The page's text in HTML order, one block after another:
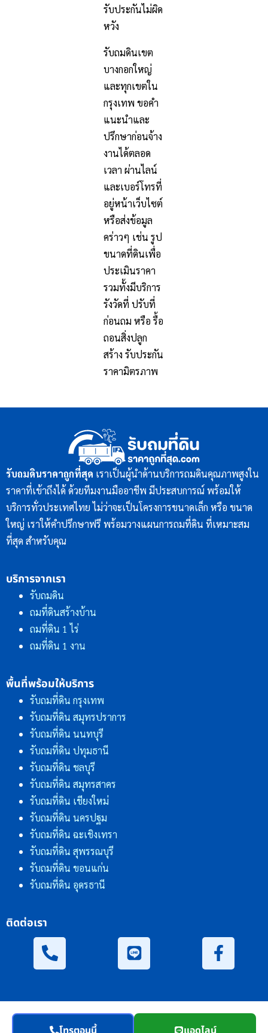
รับประกันไม่ผิด
หวัง
รับถมดินเขต
บางกอกใหญ่
และทุกเขตใน
กรุงเทพ ขอคำ
แนะนำและ
ปรึกษาก่อนจ้าง
งานได้ตลอด
เวลา ผ่านไลน์
และเบอร์โทรที่
อยู่หน้าเว็บไซต์
หรือส่งข้อมูล
คร่าวๆ เช่น รูป
ขนาดที่ดินเพื่อ
ประเมินราคา
รวมทั้งมีบริการ
รังวัดที่ ปรับที่
ก่อนถม หรือ รื้อ
ถอนสิ่งปลูก
สร้าง รับประกัน
ราคามิตรภาพ
รับถมดินราคาถูกที่สุด เราเป็นผู้นำด้านบริการถมดินคุณภาพสูงใน
ราคาที่เข้าถึงได้ ด้วยทีมงานมืออาชีพ มีประสบการณ์ พร้อมให้
บริการทั่วประเทศไทย ไม่ว่าจะเป็นโครงการขนาดเล็ก หรือ ขนาด
ใหญ่ เราให้คำปรึกษาฟรี พร้อมวางแผนการถมที่ดิน ที่เหมาะสม
ที่สุด สำหรับคุณ
บริการจากเรา
รับถมดิน
ถมที่ดินสร้างบ้าน
ถมที่ดิน 1 ไร่
ถมที่ดิน 1 งาน
พื้นที่พร้อมให้บริการ
รับถมที่ดิน กรุงเทพ
รับถมที่ดิน สมุทรปราการ
รับถมที่ดิน นนทบุรี
รับถมที่ดิน ปทุมธานี
รับถมที่ดิน ชลบุรี
รับถมที่ดิน สมุทรสาคร
รับถมที่ดิน เชียงใหม่
รับถมที่ดิน นครปฐม
รับถมที่ดิน ฉะเชิงเทรา
รับถมที่ดิน สุพรรณบุรี
รับถมที่ดิน ขอนแก่น
รับถมที่ดิน อุดรธานี
ติดต่อเรา